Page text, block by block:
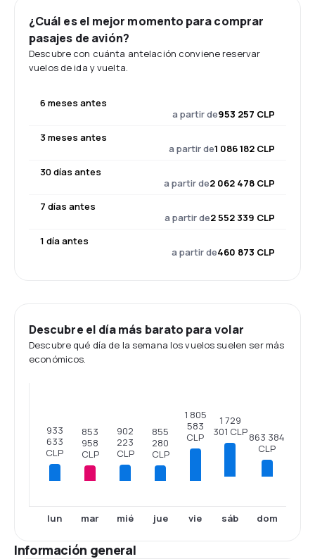
¿Cuál es el mejor momento para comprar
pasajes de avión?
Descubre con cuánta antelación conviene reservar
vuelos de ida y vuelta.
6 meses antes
a partir de953 257 CLP
3 meses antes
a partir de1 086 182 CLP
30 días antes
a partir de2 062 478 CLP
7 días antes
a partir de2 552 339 CLP
1 día antes
a partir de460 873 CLP
Descubre el día más barato para volar
Descubre qué día de la semana los vuelos suelen ser más
económicos.
933
633
CLP
lun
853
958
CLP
mar
902
223
CLP
mié
855
280
CLP
jue
1 805
583
CLP
vie
1 729
301 CLP
sáb
863 384
CLP
dom
Información general